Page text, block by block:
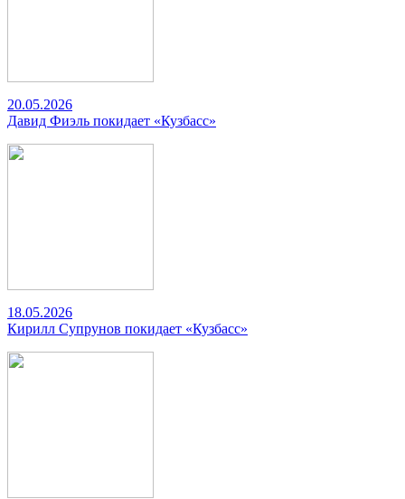
20.05.2026
Давид Фиэль покидает «Кузбасс»
18.05.2026
Кирилл Супрунов покидает «Кузбасс»